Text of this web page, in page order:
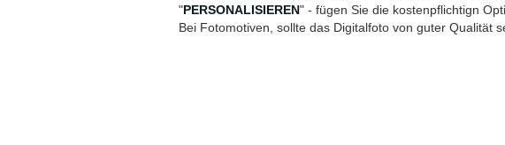
"PERSONALISIEREN" - fügen Sie die kostenpflichtign
Bei Fotomotiven, sollte das Digitalfoto von guter Qualität